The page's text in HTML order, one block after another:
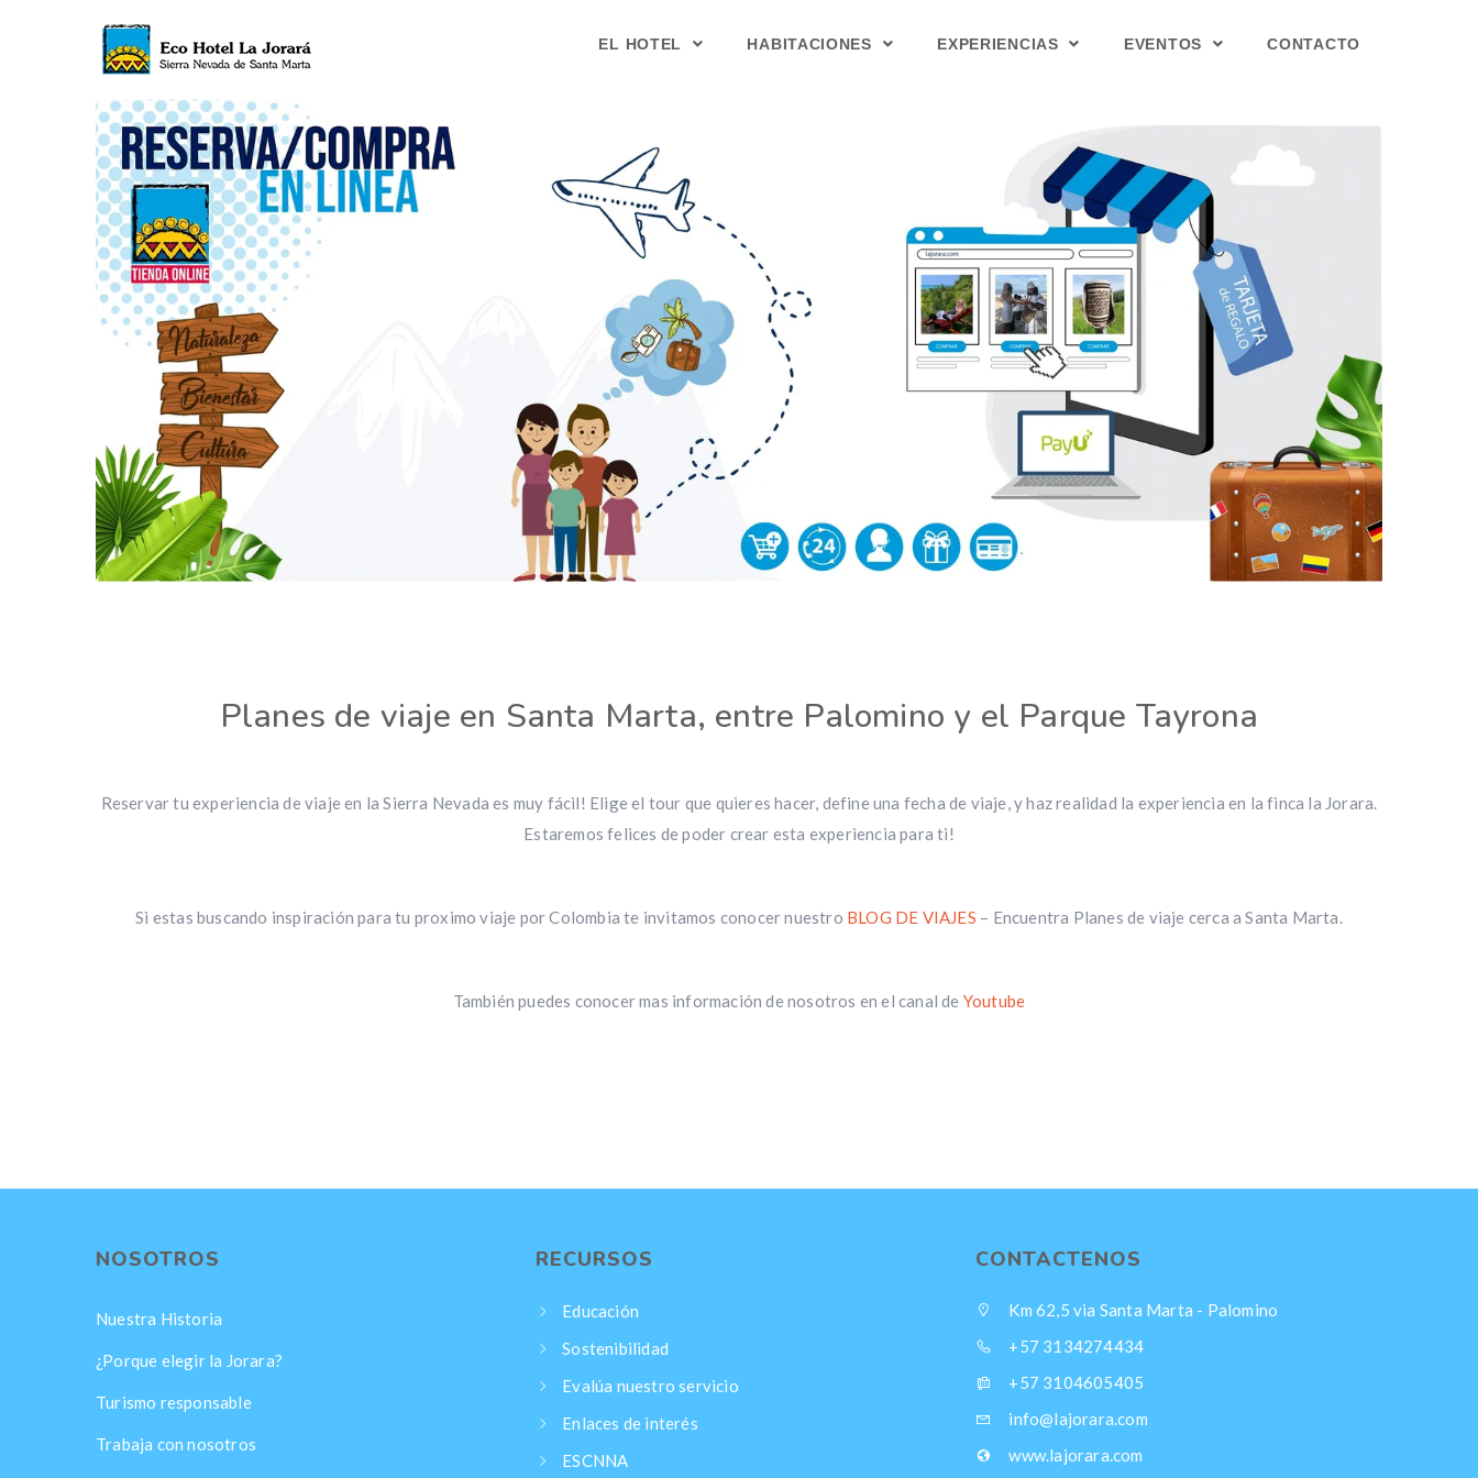
EL HOTEL HABITACIONES EXPERIENCIAS EVENTOS CONTACTO
Planes de viaje en Santa Marta, entre Palomino y el Parque Tayrona
Reservar tu experiencia de viaje en la Sierra Nevada es muy fácil! Elige el tour que quieres hacer, define una fecha de viaje, y haz realidad la experiencia en la finca la Jorara.
Estaremos felices de poder crear esta experiencia para ti!
Si estas buscando inspiración para tu proximo viaje por Colombia te invitamos conocer nuestro BLOG DE VIAJES – Encuentra Planes de viaje cerca a Santa Marta.
También puedes conocer mas información de nosotros en el canal de Youtube
NOSOTROS
Nuestra Historia
¿Porque elegir la Jorara?
Turismo responsable
Trabaja con nosotros
RECURSOS
Educación
Sostenibilidad
Evalúa nuestro servicio
Enlaces de interés
ESCNNA
CONTACTENOS
Km 62,5 via Santa Marta - Palomino
+57 3134274434
+57 3104605405
info@lajorara.com
www.lajorara.com